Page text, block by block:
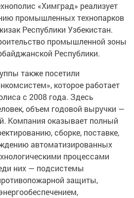
«Химград» реализует
промышленных технопарков
Республики Узбекистан.
промышленной зоны
Республики.
также посетили
которое работает
с 2008 года. Здесь
объем годовой выручки —
Компания оказывает полный
сборке, поставке,
автоматизированных
процессами
них — подсистемы
защиты,